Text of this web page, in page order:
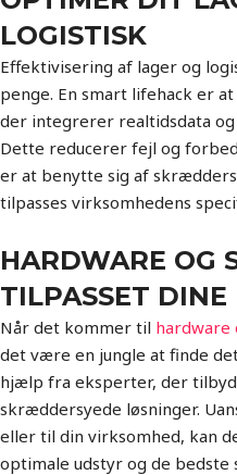
LOGISTISK
Effektivisering af lager og
penge. En smart lifehack er
der integrerer realtidsdata
Dette reducerer fejl og
er at benytte sig af
tilpasses virksomhedens
HARDWARE OG
TILPASSET DINE
Når det kommer til hardware
det være en jungle at finde
hjælp fra eksperter, der
skræddersyede løsninger.
eller til din virksomhed, kan
optimale udstyr og de bedste